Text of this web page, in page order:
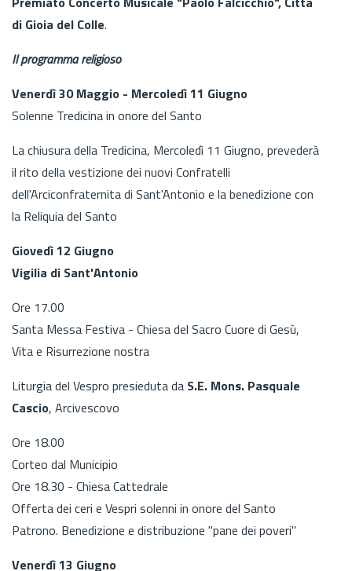
di Gioia del Colle.
Il programma religioso
Venerdì 30 Maggio - Mercoledì 11 Giugno
Solenne Tredicina in onore del Santo
La chiusura della Tredicina, Mercoledì 11 Giugno, prevederà
il rito della vestizione dei nuovi Confratelli
dell'Arciconfraternita di Sant'Antonio e la benedizione con
la Reliquia del Santo
Giovedì 12 Giugno
Vigilia di Sant'Antonio
Ore 17.00
Santa Messa Festiva - Chiesa del Sacro Cuore di Gesù,
Vita e Risurrezione nostra
Liturgia del Vespro presieduta da S.E. Mons. Pasquale
Cascio, Arcivescovo
Ore 18.00
Corteo dal Municipio
Ore 18.30 - Chiesa Cattedrale
Offerta dei ceri e Vespri solenni in onore del Santo
Patrono. Benedizione e distribuzione "pane dei poveri"
Venerdì 13 Giugno